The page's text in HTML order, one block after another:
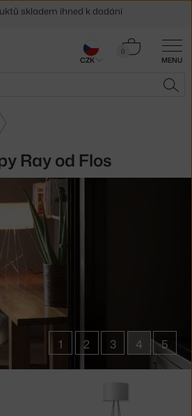
MENU
0
Košík
Ray od Flos
1 2 3 4 5
na vrácení zboží
CZK